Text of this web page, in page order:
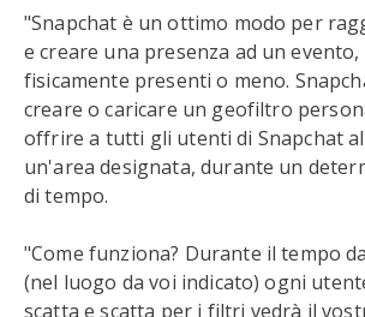
"Snapchat è un ottimo modo per
e creare una presenza ad un evento,
fisicamente presenti o meno.
creare o caricare un geofiltro
offrire a tutti gli utenti di Snapchat
un'area designata, durante un
di tempo.
"Come funziona? Durante il tempo
(nel luogo da voi indicato) ogni
scatta e scatta per i filtri vedrà il